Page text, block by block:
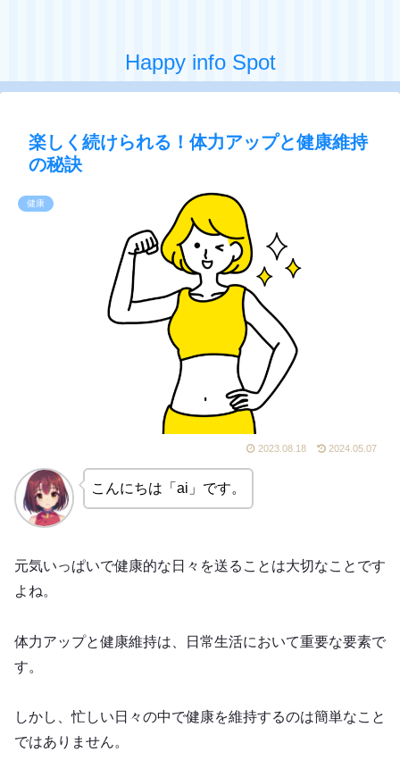
Happy info Spot
楽しく続けられる！体力アップと健康維持
の秘訣
健康
2023.08.18 2024.05.07
こんにちは「ai」です。
元気いっぱいで健康的な日々を送ることは大切なことです
よね。
体力アップと健康維持は、日常生活において重要な要素で
す。
しかし、忙しい日々の中で健康を維持するのは簡単なこと
ではありません。